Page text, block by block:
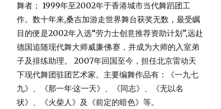
舞者； 1999年至2002年于香港城市当代舞蹈团工
作。数十年来,桑吉加游走世界舞台获奖无数，最受瞩
目的便是2002年入选“劳力士创意推荐资助计划”,远赴
德国追随现代舞大师威廉·佛赛，并成为大师的入室弟
子及排练助理。 2007年回国至今，担任北京雷动天
下现代舞团驻团艺术家。主要编舞作品有：《一九七
九》、《那一年·这一天》、《同志》、《无以名
状》、《火柴人》及《前定的暗色》等。